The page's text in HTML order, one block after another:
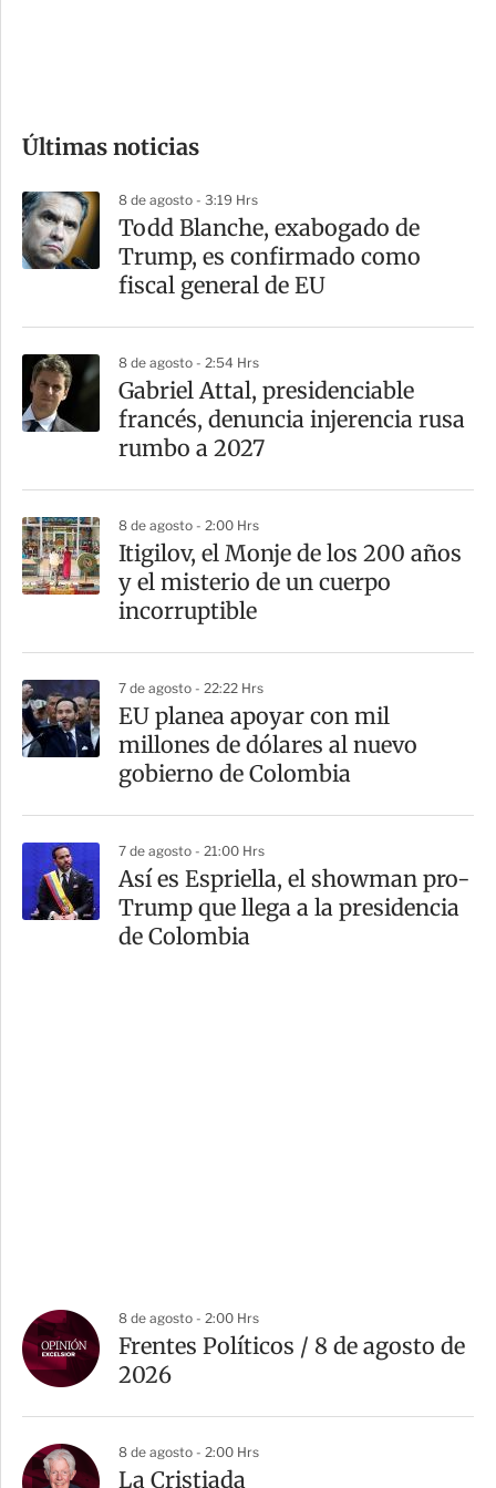
m
a
r
t
Últimas noticias
8 de agosto - 3:19 Hrs
Todd Blanche, exabogado de
Trump, es confirmado como
fiscal general de EU
8 de agosto - 2:54 Hrs
Gabriel Attal, presidenciable
francés, denuncia injerencia rusa
rumbo a 2027
8 de agosto - 2:00 Hrs
Itigilov, el Monje de los 200 años
y el misterio de un cuerpo
incorruptible
7 de agosto - 22:22 Hrs
EU planea apoyar con mil
millones de dólares al nuevo
gobierno de Colombia
7 de agosto - 21:00 Hrs
Así es Espriella, el showman pro-
Trump que llega a la presidencia
de Colombia
8 de agosto - 2:00 Hrs
Frentes Políticos / 8 de agosto de
2026
8 de agosto - 2:00 Hrs
La Cristiada